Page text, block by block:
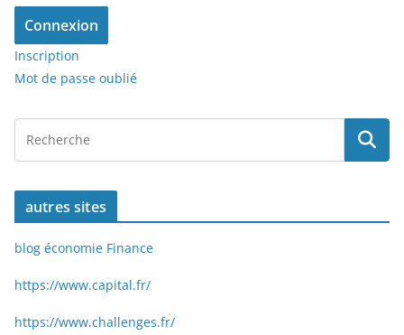
Connexion
Inscription
Mot de passe oublié
autres sites
blog économie Finance
https://www.capital.fr/
https://www.challenges.fr/